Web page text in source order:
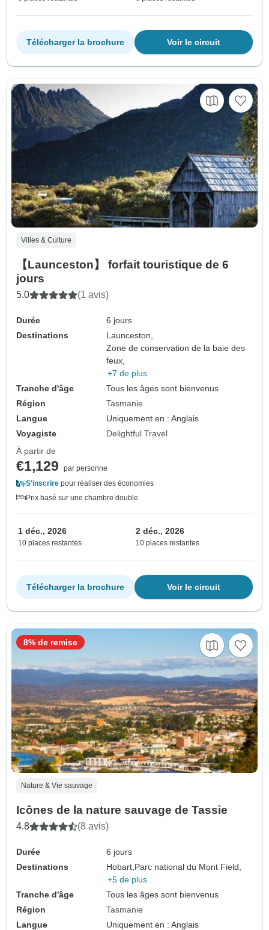
Voir le circuit
Télécharger la brochure
Villes & Culture
【Launceston】 forfait touristique de 6
jours
5.0 (1 avis)
Durée
6 jours
Destinations
Launceston,
Zone de conservation de la baie des
feux,
+7 de plus
Tranche d'âge
Tous les âges sont bienvenus
Région
Tasmanie
Langue
Uniquement en : Anglais
Voyagiste
Delightful Travel
À partir de
€1,129
par personne
S'inscrire pour réaliser des économies
Prix basé sur une chambre double
1 déc., 2026
10 places restantes
2 déc., 2026
10 places restantes
Voir le circuit
Télécharger la brochure
Nature & Vie sauvage
Icônes de la nature sauvage de Tassie
4.8 (8 avis)
Durée
6 jours
Destinations
Hobart, Parc national du Mont Field,
+5 de plus
Tranche d'âge
Tous les âges sont bienvenus
Région
Tasmanie
Langue
Uniquement en : Anglais
8% de remise